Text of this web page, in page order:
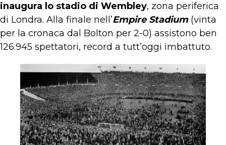
inaugura lo stadio di Wembley, zona periferica
di Londra. Alla finale nell’Empire Stadium (vinta
per la cronaca dal Bolton per 2-0) assistono ben
126.945 spettatori, record a tutt’oggi imbattuto.